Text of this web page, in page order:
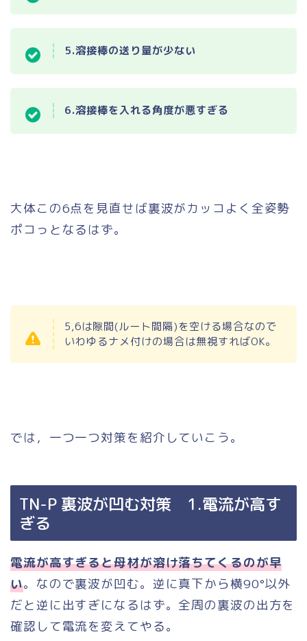
5.溶接棒の送り量が少ない
6.溶接棒を入れる角度が悪すぎる
大体この6点を見直せば裏波がカッコよく全姿勢
ポコっとなるはず。
5,6は隙間(ルート間隔)を空ける場合なので
いわゆるナメ付けの場合は無視すればOK。
では，一つ一つ対策を紹介していこう。
TN-P 裏波が凹む対策 1.電流が高す
ぎる
電流が高すぎると母材が溶け落ちてくるのが早
い。なので裏波が凹む。逆に真下から横90°以外
だと逆に出すぎになるはず。全周の裏波の出方を
確認して電流を変えてやる。